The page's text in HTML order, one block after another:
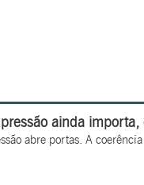
ainda importa,
abre portas. A